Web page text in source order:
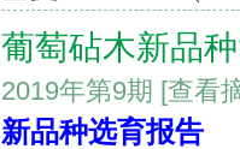
葡萄砧木新品种
2019年第9期 [查看
新品种选育报告